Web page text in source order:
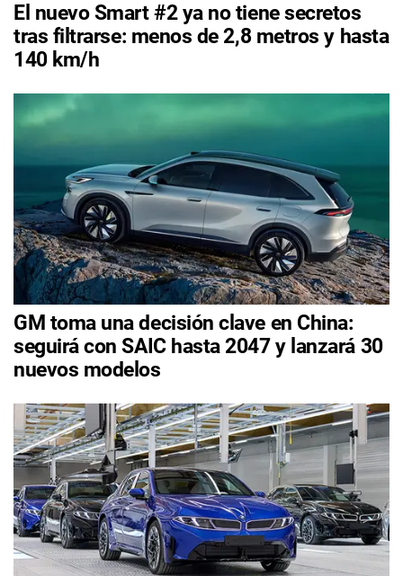
El nuevo Smart #2 ya no tiene secretos
tras filtrarse: menos de 2,8 metros y hasta
140 km/h
GM toma una decisión clave en China:
seguirá con SAIC hasta 2047 y lanzará 30
nuevos modelos